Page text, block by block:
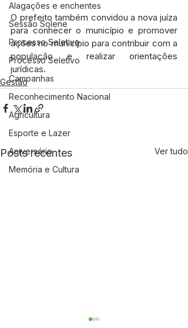
Alagações e enchentes
Sessão Solene
Processo Seletivo
Processo Seletivo
Campanhas
Reconhecimento Nacional
Agricultura
Esporte e Lazer
Aniversário
Memória e Cultura
O prefeito também convidou a nova juíza
para conhecer o município e promover
ações no município para contribuir com a
população e realizar orientações
jurídicas.
Gestão
Posts recentes Ver tudo